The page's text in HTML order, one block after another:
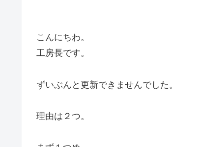
こんにちわ。
工房長です。
ずいぶんと更新できませんでした。
理由は２つ。